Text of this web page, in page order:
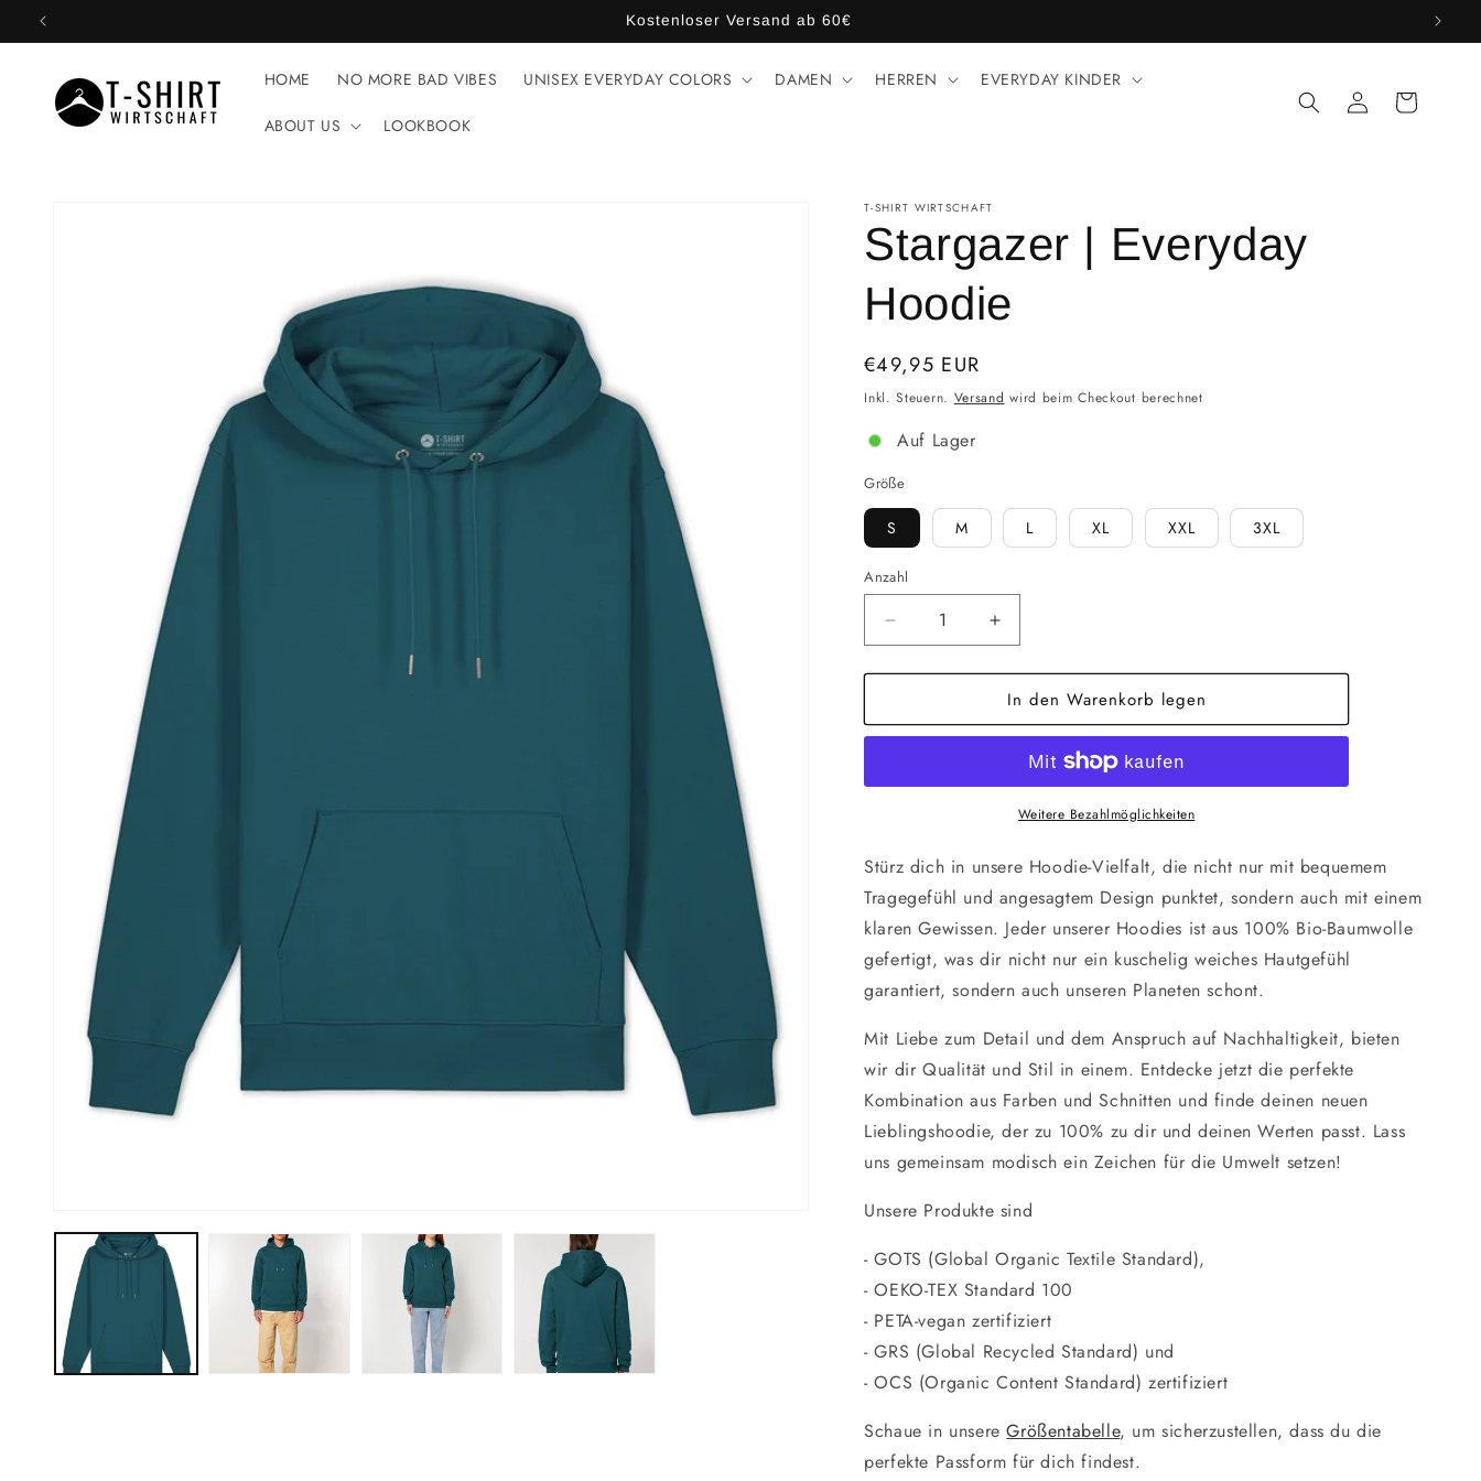
zum
Inhalt
Kostenloser Versand ab 60€
HOME NO MORE BAD VIBES UNISEX EVERYDAY COLORS DAMEN HERREN EVERYDAY KINDER
ABOUT US LOOKBOOK
EinloggenWarenkorb
T-SHIRT WIRTSCHAFT
Stargazer | Everyday
Hoodie
Normaler
Preis
€49,95 EUR
Inkl. Steuern. Versand wird beim Checkout berechnet
Auf Lager
Größe
S M L XL XXL 3XL
Anzahl
Verringere
die
Menge
Stargazer
Hoodie
Erhöhe
die
Menge
für
Stargazer
Everyday
Hoodie
In den Warenkorb legen
Weitere Bezahlmöglichkeiten
Stürz dich in unsere Hoodie-Vielfalt, die nicht nur mit bequemem
Tragegefühl und angesagtem Design punktet, sondern auch mit einem
klaren Gewissen. Jeder unserer Hoodies ist aus 100% Bio-Baumwolle
gefertigt, was dir nicht nur ein kuschelig weiches Hautgefühl
garantiert, sondern auch unseren Planeten schont.
Mit Liebe zum Detail und dem Anspruch auf Nachhaltigkeit, bieten
wir dir Qualität und Stil in einem. Entdecke jetzt die perfekte
Kombination aus Farben und Schnitten und finde deinen neuen
Lieblingshoodie, der zu 100% zu dir und deinen Werten passt. Lass
uns gemeinsam modisch ein Zeichen für die Umwelt setzen!
Unsere Produkte sind
- GOTS (Global Organic Textile Standard),
- OEKO-TEX Standard 100
- PETA-vegan zertifiziert
- GRS (Global Recycled Standard) und
- OCS (Organic Content Standard) zertifiziert
Schaue in unsere Größentabelle, um sicherzustellen, dass du die
perfekte Passform für dich findest.